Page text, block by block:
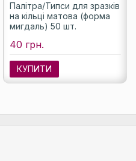
Палітра/Типси для зразків
на кільці матова (форма
мигдаль) 50 шт.
40 грн.
КУПИТИ